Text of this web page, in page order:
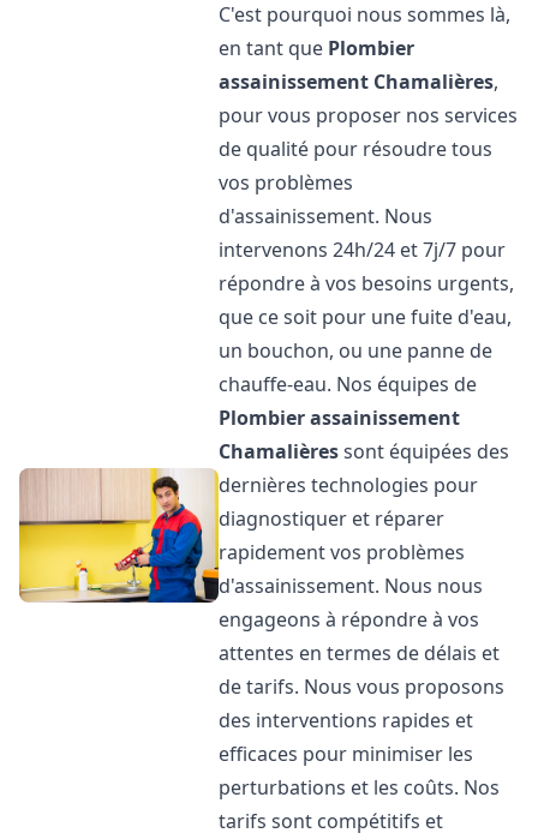
C'est pourquoi nous sommes là,
en tant que Plombier
assainissement Chamalières,
pour vous proposer nos services
de qualité pour résoudre tous
vos problèmes
d'assainissement. Nous
intervenons 24h/24 et 7j/7 pour
répondre à vos besoins urgents,
que ce soit pour une fuite d'eau,
un bouchon, ou une panne de
chauffe-eau. Nos équipes de
Plombier assainissement
Chamalièressont équipées des
dernières technologies pour
diagnostiquer et réparer
rapidement vos problèmes
d'assainissement. Nous nous
engageons à répondre à vos
attentes en termes de délais et
de tarifs. Nous vous proposons
des interventions rapides et
efficaces pour minimiser les
perturbations et les coûts. Nos
tarifs sont compétitifs et